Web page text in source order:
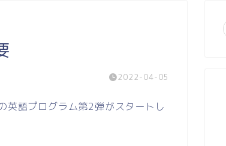
2022-04-05
英語プログラム第2弾がスタートし